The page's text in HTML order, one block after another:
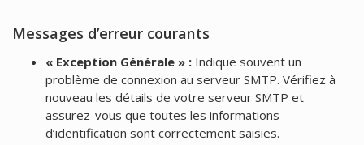
Messages d’erreur courants
« Exception Générale » :Indique souvent un
problème de connexion au serveur SMTP. Vérifiez à
nouveau les détails de votre serveur SMTP et
assurez-vous que toutes les informations
d’identification sont correctement saisies.